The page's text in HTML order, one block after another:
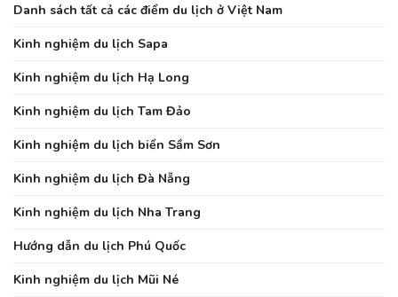
Danh sách tất cả các điểm du lịch ở Việt Nam
Kinh nghiệm du lịch Sapa
Kinh nghiệm du lịch Hạ Long
Kinh nghiệm du lịch Tam Đảo
Kinh nghiệm du lịch biển Sầm Sơn
Kinh nghiệm du lịch Đà Nẵng
Kinh nghiệm du lịch Nha Trang
Hướng dẫn du lịch Phú Quốc
Kinh nghiệm du lịch Mũi Né